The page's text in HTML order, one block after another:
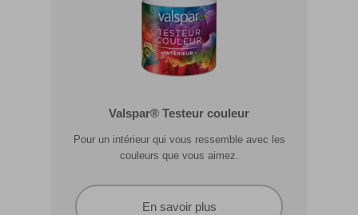
Valspar® Testeur couleur
Pour un intérieur qui vous ressemble avec les
couleurs que vous aimez.
En savoir plus
Valspar® Pro Extérieur Boiseries et
Résiste aux fissures et à l’écaillage. Résiste aux